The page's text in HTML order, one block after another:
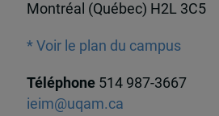
Montréal (Québec) H2L 3C5
* Voir le plan du campus
Téléphone 514 987-3667
ieim@uqam.ca